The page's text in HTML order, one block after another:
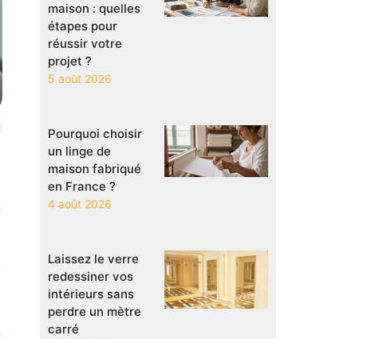
maison : quelles
étapes pour
réussir votre
projet ?
5 août 2026
Pourquoi choisir
un linge de
maison fabriqué
en France ?
4 août 2026
Laissez le verre
redessiner vos
intérieurs sans
perdre un mètre
carré